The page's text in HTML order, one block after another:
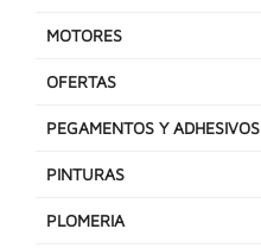
MOTORES
OFERTAS
PEGAMENTOS Y ADHESIVOS
PINTURAS
PLOMERIA